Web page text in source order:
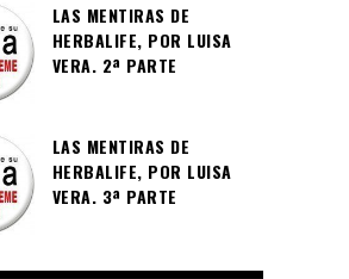
LAS MENTIRAS DE
HERBALIFE, POR LUISA
VERA. 2ª PARTE
LAS MENTIRAS DE
HERBALIFE, POR LUISA
VERA. 3ª PARTE